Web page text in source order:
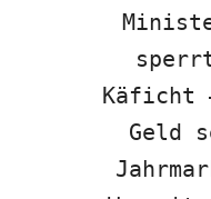
Geld